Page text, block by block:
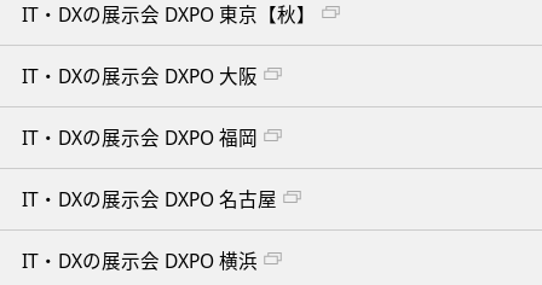
IT・DXの展示会 DXPO 東京【秋】
IT・DXの展示会 DXPO 大阪
IT・DXの展示会 DXPO 福岡
IT・DXの展示会 DXPO 名古屋
IT・DXの展示会 DXPO 横浜